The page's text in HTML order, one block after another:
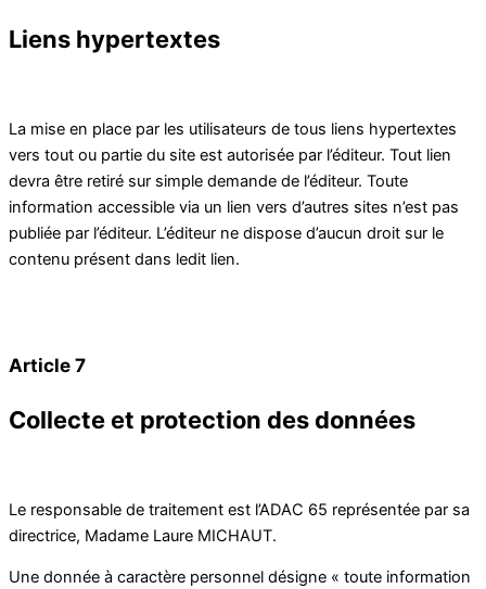
Liens hypertextes
La mise en place par les utilisateurs de tous liens hypertextes
vers tout ou partie du site est autorisée par l’éditeur. Tout lien
devra être retiré sur simple demande de l’éditeur. Toute
information accessible via un lien vers d’autres sites n’est pas
publiée par l’éditeur. L’éditeur ne dispose d’aucun droit sur le
contenu présent dans ledit lien.
Article 7
Collecte et protection des données
Le responsable de traitement est l’ADAC 65 représentée par sa
directrice, Madame Laure MICHAUT.
Une donnée à caractère personnel désigne « toute information